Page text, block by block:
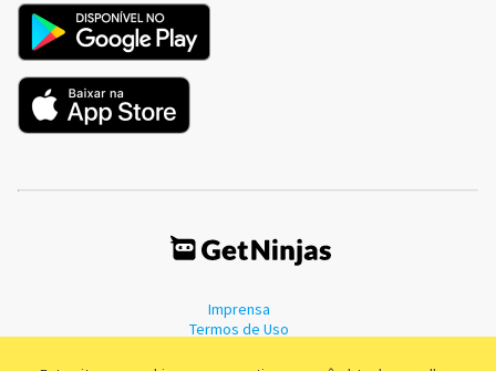
Imprensa
Termos de Uso